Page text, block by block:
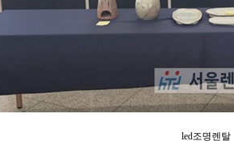
led조명렌탈